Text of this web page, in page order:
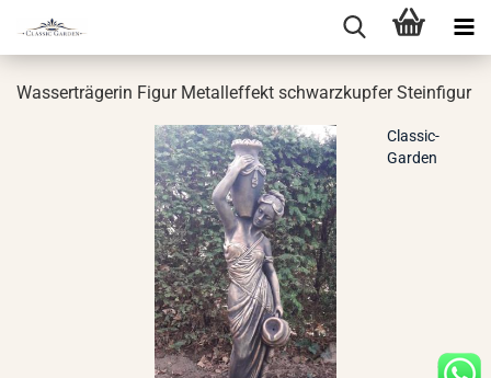
Was­ser­trä­ge­rin Figur Me­tall­ef­fekt schwarz­kup­fer Stein­fi­gur
Classic-
Garden